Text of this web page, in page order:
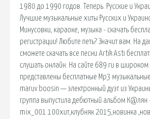
1980 до 1990 годов. Теперь. Русские и
Лучшие музыкальные хиты Русских и
Минусовки, караоке, музыка - скачать
регистрации! Любите петь? Значит вам. На
сможете скачать все песни Artik Asti
слушать онлайн. На сайте 689.ru в широком
представлены бесплатные Mp3
maruv boosin — электронный дуэт из
группа выпустила дебютный альбом
mix_001 100хит,клубняк 2015,новинка